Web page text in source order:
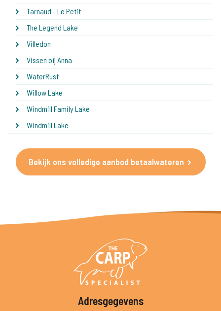
Tarnaud - Le Petit
The Legend Lake
Villedon
Vissen bij Anna
WaterRust
Willow Lake
Windmill Family Lake
Windmill Lake
Bekijk ons volledige aanbod betaalwateren
Adresgegevens